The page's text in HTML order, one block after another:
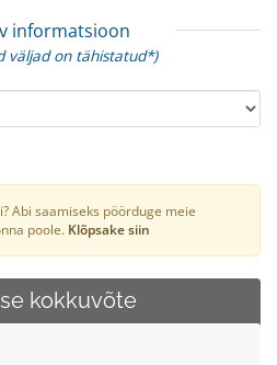
informatsioon
väljad on tähistatud*)
Abi saamiseks pöörduge meie
poole. Klõpsake siin
kokkuvõte